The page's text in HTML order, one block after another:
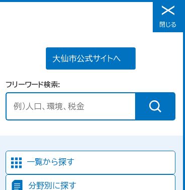
メニュー
大仙市公式サイトへ
フリーワード検索
一覧から探す
分野別に探す
閉じる